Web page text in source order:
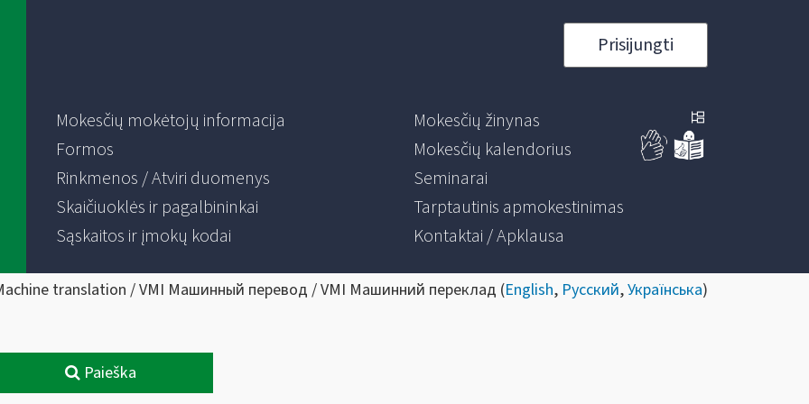
Prisijungti
Mokesčių mokėtojų informacija
Formos
Rinkmenos / Atviri duomenys
Skaičiuoklės ir pagalbininkai
Sąskaitos ir įmokų kodai
Mokesčių žinynas
Mokesčių kalendorius
Seminarai
Tarptautinis apmokestinimas
Kontaktai / Apklausa
translation / VMI Машинный перевод / VMI Машинний переклад (English, Русский,Українська)
Paieška